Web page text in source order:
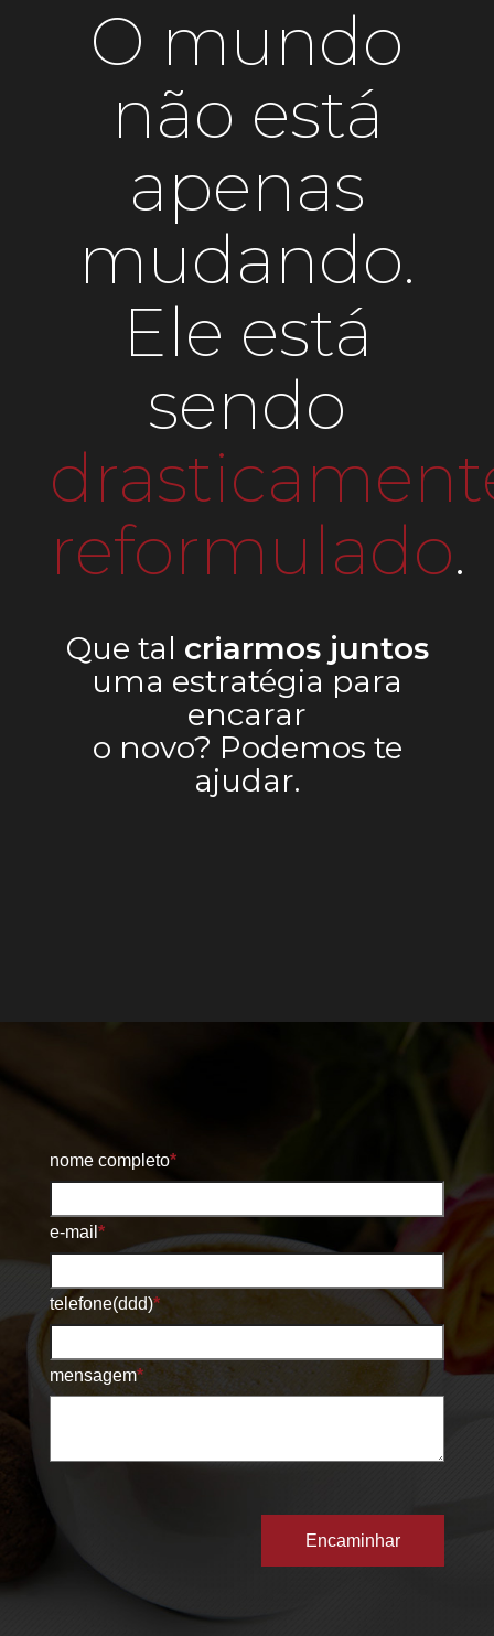
O mundo
não está
apenas
mudando.
Ele está
sendo
reformulado.
Que tal criarmos juntos
uma estratégia para
encarar
o novo? Podemos te
ajudar.
nome completo*
e-mail *
telefone(ddd)*
mensagem*